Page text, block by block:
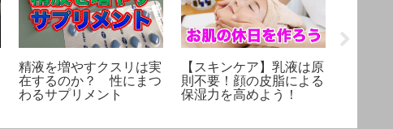
精液を増やすクスリは実
在するのか？ 性にまつ
わるサプリメント
【スキンケア】乳液は原
則不要！顔の皮脂による
保湿力を高めよう！